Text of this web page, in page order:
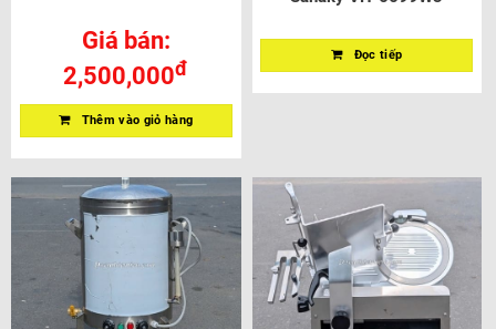
Giá bán:
2,500,000đ
Thêm vào giỏ hàng
Đọc tiếp